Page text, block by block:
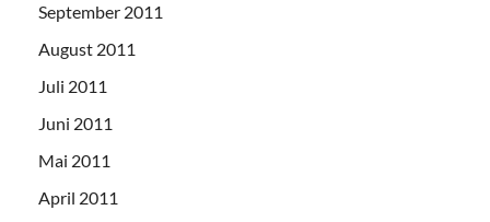
September 2011
August 2011
Juli 2011
Juni 2011
Mai 2011
April 2011